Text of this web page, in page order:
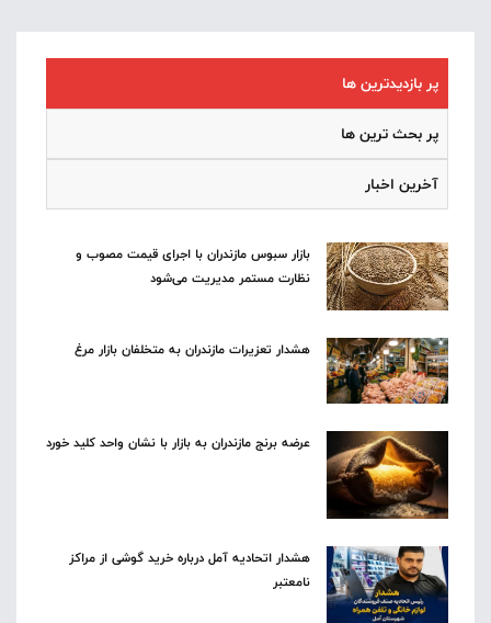
پر بازدیدترین ها
پر بحث ترین ها
آخرین اخبار
بازار سبوس مازندران با اجرای قیمت مصوب و
نظارت مستمر مدیریت می‌شود
هشدار تعزیرات مازندران به متخلفان بازار مرغ
عرضه برنج مازندران به بازار با نشان واحد کلید خورد
هشدار اتحادیه آمل درباره خرید گوشی از مراکز
نامعتبر